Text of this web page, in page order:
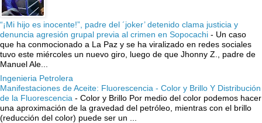
“¡Mi hijo es inocente!”, padre del ´joker’ detenido clama justicia y
denuncia agresión grupal previa al crimen en Sopocachi - Un caso
que ha conmocionado a La Paz y se ha viralizado en redes sociales
tuvo este miércoles un nuevo giro, luego de que Jhonny Z., padre de
Manuel Ale...
Ingenieria Petrolera
Manifestaciones de Aceite: Fluorescencia - Color y Brillo Y Distribución
de la Fluorescencia - Color y Brillo Por medio del color podemos hacer
una aproximación de la gravedad del petróleo, mientras con el brillo
(reducción del color) puede ser un ...